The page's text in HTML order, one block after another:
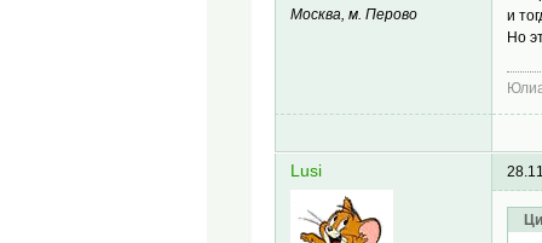
Москва, м. Перово
и
Но
Lusi